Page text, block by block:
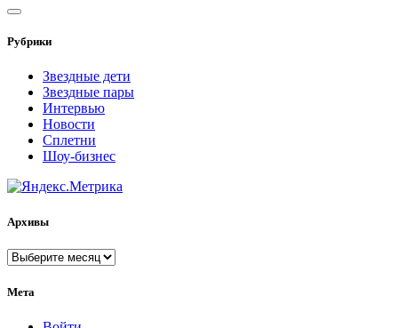
Рубрики
Звездные дети
Звездные пары
Интервью
Новости
Сплетни
Шоу-бизнес
Архивы
Архивы
Мета